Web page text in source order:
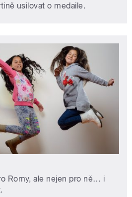
usilovat o medaile.
Romy, ale nejen pro ně… i